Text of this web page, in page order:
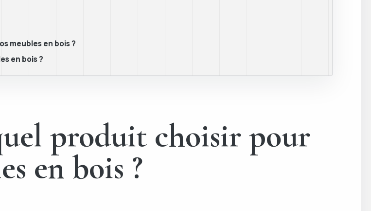
meubles en bois ?
en bois ?
produit choisir pour
en bois ?